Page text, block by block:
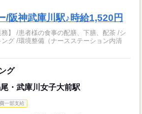
/阪神武庫川駅♪時給1,520円
務】 /患者様の食事の配膳、下膳、配茶 /シ
グ /環境整備（ナースステーション内清
グ
・武庫川女子大前駅
一部支給